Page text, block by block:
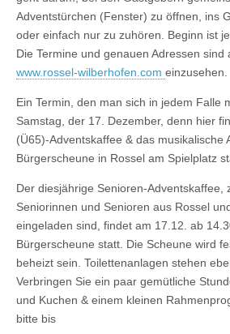
Adventstürchen (Fenster) zu öffnen, ins
oder einfach nur zu zuhören. Beginn ist
Die Termine und genauen Adressen sind
www.rossel-wilberhofen.com einzusehen.
Ein Termin, den man sich in jedem Falle
Samstag, der 17. Dezember, denn hier
(Ü65)-Adventskaffee & das musikalische
Bürgerscheune in Rossel am Spielplatz
Der diesjährige Senioren-Adventskaffee,
Seniorinnen und Senioren aus Rossel
eingeladen sind, findet am 17.12. ab
Bürgerscheune statt. Die Scheune wird
beheizt sein. Toilettenanlagen stehen
Verbringen Sie ein paar gemütliche
und Kuchen & einem kleinen
bitte bis